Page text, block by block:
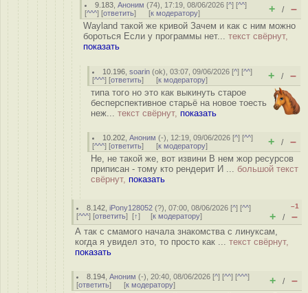
9.183 ,Аноним (74), 17:19, 08/06/2026 [^] [^^]
[^^^] [ответить] [к модератору] + / –
Wayland такой же кривой Зачем и как с ним можно
бороться Если у программы нет... текст свёрнут,
показать
10.196 ,soarin (ok), 03:07, 09/06/2026 [^] [^^]
[^^^] [ответить] [к модератору] + / –
типа того но это как выкинуть старое
бесперспективное старьё на новое тоесть
неж... текст свёрнут, показать
10.202 ,Аноним (-), 12:19, 09/06/2026 [^] [^^]
[^^^] [ответить] [к модератору] + / –
Не, не такой же, вот извини В нем жор ресурсов
приписан - тому кто рендерит И ... большой текст
свёрнут, показать
8.142 ,iPony128052 (?), 07:00, 08/06/2026 [^] [^^]
[^^^] [ответить] [↑] [к модератору]
–1
+ / –
А так с смамого начала знакомства с линуксам,
когда я увидел это, то просто как ... текст свёрнут,
показать
8.194 ,Аноним (-), 20:40, 08/06/2026 [^] [^^] [^^^]
[ответить] [к модератору] + / –